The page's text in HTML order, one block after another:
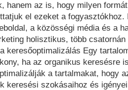
hanem az is, hogy milyen
el ezeket a fogyasztókhoz.
a közösségi média és a
holisztikus, több
keresőoptimalizálás Egy
ha az organikus keresésre
a tartalmakat, hogy
keresési szokásaihoz és